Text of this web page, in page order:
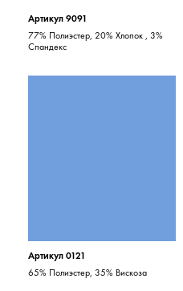
Артикул 9091
77% Полиэстер, 20% Хлопок , 3%
Спандекс
Артикул 0121
65% Полиэстер, 35% Вискоза